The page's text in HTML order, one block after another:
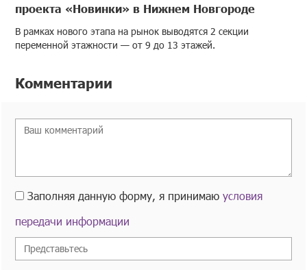
проекта «Новинки» в Нижнем Новгороде
В рамках нового этапа на рынок выводятся 2 секции
переменной этажности — от 9 до 13 этажей.
Комментарии
Заполняя данную форму, я принимаюусловия
передачи информации